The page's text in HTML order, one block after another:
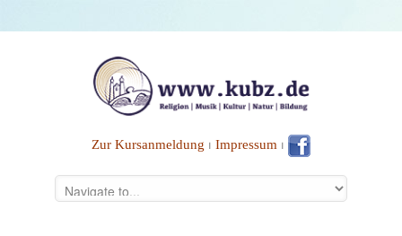
Zur Kursanmeldung ⏐ Impressum ⏐